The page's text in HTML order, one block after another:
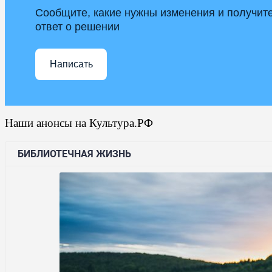
Сообщите, какие нужны изменения и
ответ о решении
Написать
Наши анонсы на Культура.РФ